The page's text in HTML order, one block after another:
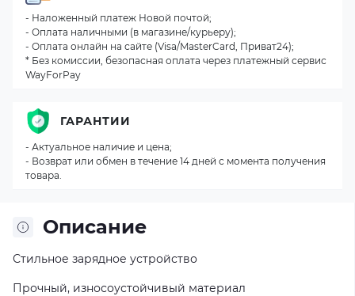
Описание
Стильное зарядное устройство
Прочный, износоустойчивый материал
- Наложенный платеж Новой почтой;
- Оплата наличными (в магазине/курьеру);
- Оплата онлайн на сайте (Visa/MasterCard, Приват24);
* Без комиссии, безопасная оплата через платежный сервис
WayForPay
ГАРАНТИИ
- Актуальное наличие и цена;
- Возврат или обмен в течение 14 дней с момента получения
товара.